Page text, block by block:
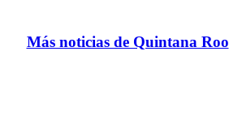
Más noticias de Quintana Roo